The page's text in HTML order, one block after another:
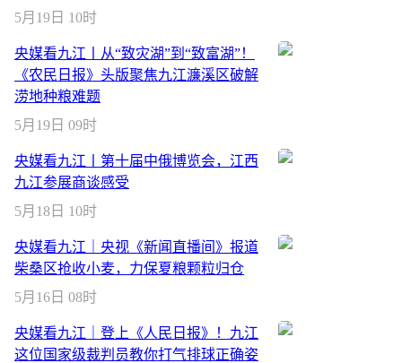
5月19日 10时
央媒看九江丨从“致灾湖”到“致富湖”！
《农民日报》头版聚焦九江濂溪区破解
涝地种粮难题
5月19日 09时
央媒看九江丨第十届中俄博览会，江西
九江参展商谈感受
5月18日 10时
央媒看九江｜央视《新闻直播间》报道
柴桑区抢收小麦，力保夏粮颗粒归仓
5月16日 08时
央媒看九江｜登上《人民日报》！九江
这位国家级裁判员教你打气排球正确姿